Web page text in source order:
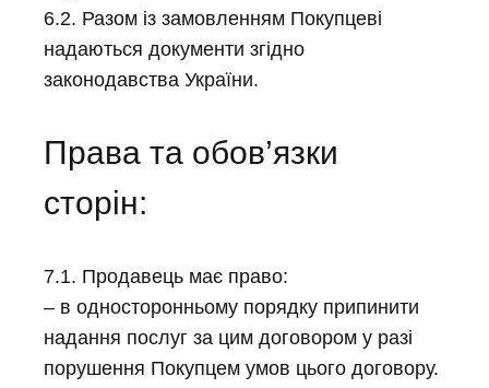
6.2. Разом із замовленням Покупцеві
надаються документи згідно
законодавства України.
Права та обов’язки
сторін:
7.1. Продавець має право:
– в односторонньому порядку припинити
надання послуг за цим договором у разі
порушення Покупцем умов цього договору.